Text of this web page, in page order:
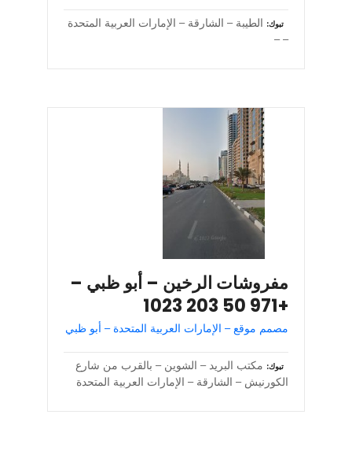
تبوك
الطيبة – الشارقة – الإمارات العربية المتحدة
– –
مفروشات الرخين – أبو ظبي –
+971 50 203 1023
مصمم موقع – الإمارات العربية المتحدة – أبو ظبي
تبوك
مكتب البريد – الشوين – بالقرب من شارع
الكورنيش – الشارقة – الإمارات العربية المتحدة